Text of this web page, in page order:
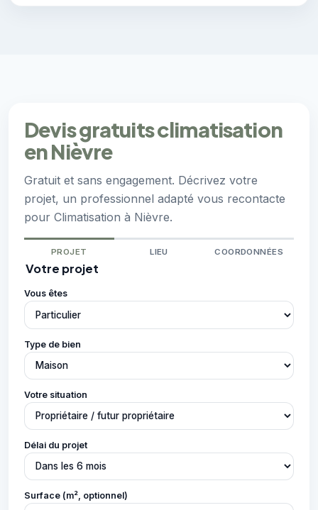
Devis gratuits climatisation
en Nièvre
Gratuit et sans engagement. Décrivez votre
projet, un professionnel adapté vous recontacte
pour Climatisation à Nièvre.
PROJET LIEU COORDONNÉES
Votre projet
Vous êtes
Type de bien
Votre situation
Délai du projet
Surface (m², optionnel)